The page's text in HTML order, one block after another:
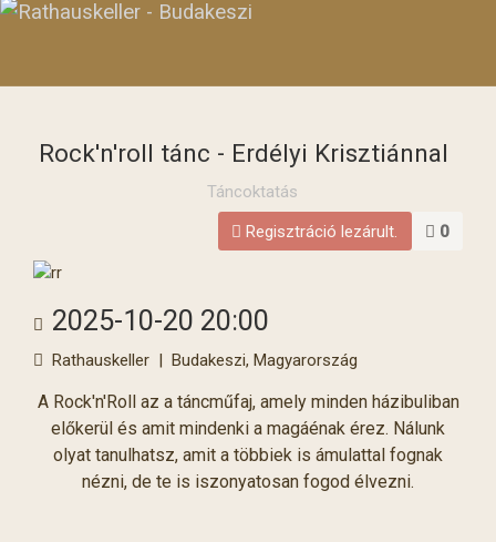
Rock'n'roll tánc - Erdélyi Krisztiánnal
Táncoktatás
Regisztráció lezárult. 0
2025-10-20 20:00
Rathauskeller Budakeszi, Magyarország
A Rock'n'Roll az a táncműfaj, amely minden házibuliban
előkerül és amit mindenki a magáénak érez. Nálunk
olyat tanulhatsz, amit a többiek is ámulattal fognak
nézni, de te is iszonyatosan fogod élvezni.